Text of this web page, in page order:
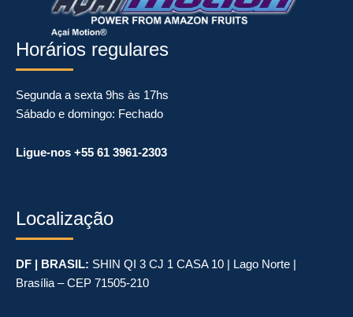
m
Horários regulares
Segunda a sexta 9hs às 17hs
Sábado e domingo: Fechado
Ligue-nos +55 61 3961-2303
Localização
DF | BRASIL: SHIN QI 3 CJ 1 CASA 10 | Lago Norte |
Brasília – CEP 71505-210